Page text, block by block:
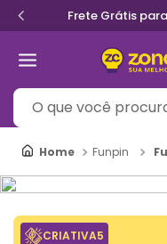
Frete Grátis
O que você procura?
Funpin
CRIATIVA5